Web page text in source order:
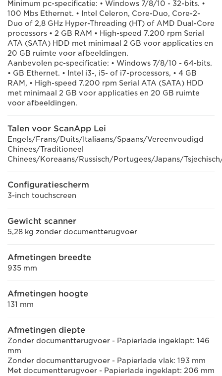
Minimum pc-specificatie: • Windows 7/8/10 - 32-bits. •
100 Mbs Ethernet. • Intel Celeron, Core-Duo, Core-2-
Duo of 2,8 GHz Hyper-Threading (HT) of AMD Dual-Core
processors • 2 GB RAM • High-speed 7.200 rpm Serial
ATA (SATA) HDD met minimaal 2 GB voor applicaties en
20 GB ruimte voor afbeeldingen.
Aanbevolen pc-specificatie: • Windows 7/8/10 - 64-bits.
• GB Ethernet. • Intel i3-, i5- of i7-processors, • 4 GB
RAM, • High-speed 7.200 rpm Serial ATA (SATA) HDD
met minimaal 2 GB voor applicaties en 20 GB ruimte
voor afbeeldingen.
Talen voor ScanApp Lei
Engels/Frans/Duits/Italiaans/Spaans/Vereenvoudigd
Chinees/Traditioneel
Chinees/Koreaans/Russisch/Portugees/Japans/
Configuratiescherm
3-inch touchscreen
Gewicht scanner
5,28 kg zonder documentterugvoer
Afmetingen breedte
935 mm
Afmetingen hoogte
131 mm
Afmetingen diepte
Zonder documentterugvoer - Papierlade ingeklapt: 146
mm
Zonder documentterugvoer - Papierlade vlak: 193 mm
Met documentterugvoer - Papierlade ingeklapt: 206 mm